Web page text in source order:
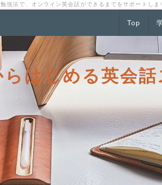
強法で、オンライン英会話ができるまでをサポートしま
Top
める英会話ス